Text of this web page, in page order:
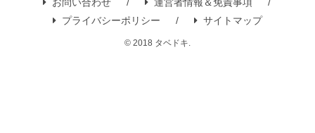
プライバシーポリシー
サイトマップ
© 2018 タベドキ.